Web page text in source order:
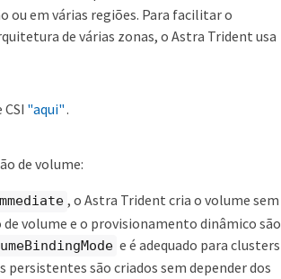
ou em várias regiões. Para facilitar o
de várias zonas, o Astra Trident usa
"aqui".
de volume:
, o Astra Trident cria o volume sem
volume e o provisionamento dinâmico são
e é adequado para clusters
são criados sem depender dos